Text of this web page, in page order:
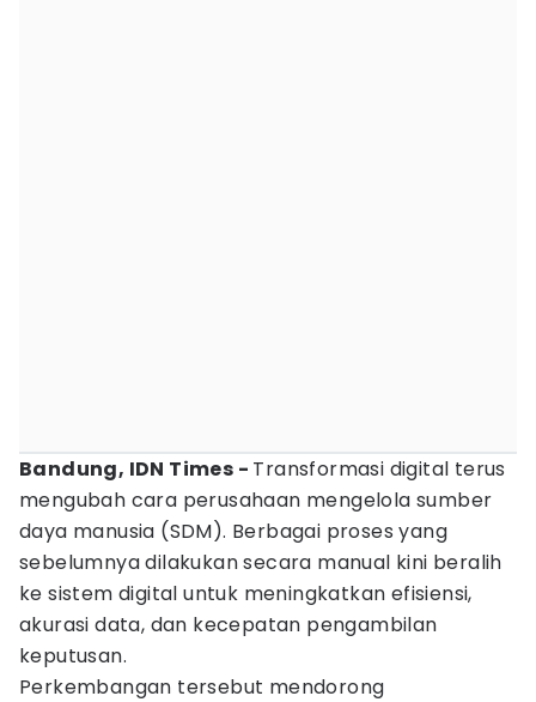
Bandung, IDN Times - Transformasi digital terus
mengubah cara perusahaan mengelola sumber
daya manusia (SDM). Berbagai proses yang
sebelumnya dilakukan secara manual kini beralih
ke sistem digital untuk meningkatkan efisiensi,
akurasi data, dan kecepatan pengambilan
keputusan.
Perkembangan tersebut mendorong